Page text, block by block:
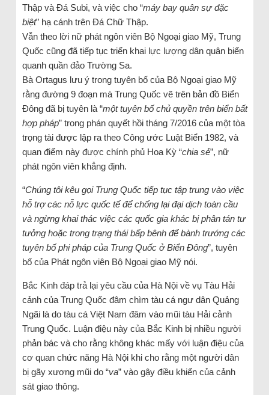
Thập và Đá Subi, và việc cho “máy bay quân sự đặc
biệt” hạ cánh trên Đá Chữ Thập.
Vẫn theo lời nữ phát ngôn viên Bộ Ngoại giao Mỹ, Trung
Quốc cũng đã tiếp tục triển khai lực lượng dân quân biển
quanh quần đảo Trường Sa.
Bà Ortagus lưu ý trong tuyên bố của Bộ Ngoại giao Mỹ
rằng đường 9 đoạn mà Trung Quốc vẽ trên bản đồ Biển
Đông đã bị tuyên là “một tuyên bố chủ quyền trên biển bất
hợp pháp” trong phán quyết hồi tháng 7/2016 của một tòa
trọng tài được lập ra theo Công ước Luật Biển 1982, và
quan điểm này được chính phủ Hoa Kỳ “chia sẻ”, nữ
phát ngôn viên khẳng định.
“Chúng tôi kêu gọi Trung Quốc tiếp tục tập trung vào việc
hỗ trợ các nỗ lực quốc tế để chống lại đại dịch toàn cầu
và ngừng khai thác việc các quốc gia khác bị phân tán tư
tưởng hoặc trong trạng thái bấp bênh để bành trướng các
tuyên bố phi pháp của Trung Quốc ở Biển Đông”, tuyên
bố của Phát ngôn viên Bộ Ngoại giao Mỹ nói.
Bắc Kinh đáp trả lại yêu cầu của Hà Nội về vụ Tàu Hải
cảnh của Trung Quốc đâm chìm tàu cá ngư dân Quảng
Ngãi là do tàu cá Việt Nam đâm vào mũi tàu Hải cảnh
Trung Quốc. Luận điệu này của Bắc Kinh bị nhiều người
phản bác và cho rằng không khác mấy với luận điệu của
cơ quan chức năng Hà Nội khi cho rằng một người dân
bị gãy xương mũi do “va” vào gậy điều khiển của cảnh
sát giao thông.